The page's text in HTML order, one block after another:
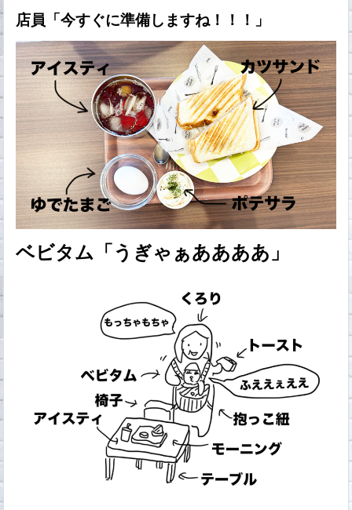
店員「今すぐに準備しますね！！！」
ベビタム「うぎゃぁああああ」